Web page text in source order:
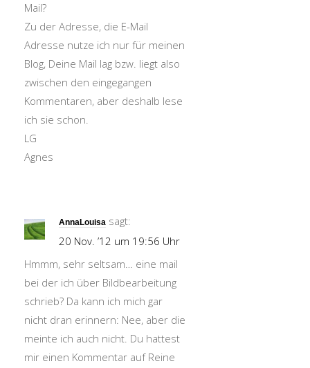
Mail?
Zu der Adresse, die E-Mail
Adresse nutze ich nur für meinen
Blog, Deine Mail lag bzw. liegt also
zwischen den eingegangen
Kommentaren, aber deshalb lese
ich sie schon.
LG
Agnes
AnnaLouisa sagt:
20 Nov. ’12 um 19:56 Uhr
Hmmm, sehr seltsam… eine mail
bei der ich über Bildbearbeitung
schrieb? Da kann ich mich gar
nicht dran erinnern: Nee, aber die
meinte ich auch nicht. Du hattest
mir einen Kommentar auf Reine